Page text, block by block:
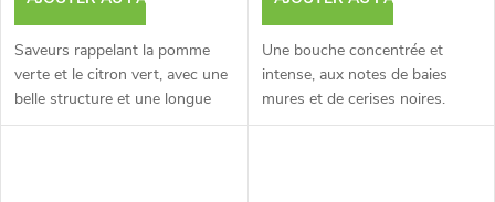
Saveurs rappelant la pomme
verte et le citron vert, avec une
belle structure et une longue
finale.
Une bouche concentrée et
intense, aux notes de baies
mures et de cerises noires.